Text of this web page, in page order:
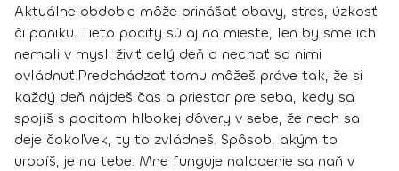
Aktuálne obdobie môže prinášať obavy, stres, úzkosť
či paniku. Tieto pocity sú aj na mieste, len by sme ich
nemali v mysli živiť celý deň a nechať sa nimi
ovládnuť.Predchádzať tomu môžeš práve tak, že si
každý deň nájdeš čas a priestor pre seba, kedy sa
spojíš s pocitom hlbokej dôvery v sebe, že nech sa
deje čokoľvek, ty to zvládneš. Spôsob, akým to
urobíš, je na tebe. Mne funguje naladenie sa naň v